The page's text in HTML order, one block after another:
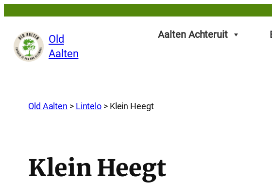
Old
Aalten
Aalten Achteruit
Old Aalten > Lintelo > Klein Heegt
Klein Heegt